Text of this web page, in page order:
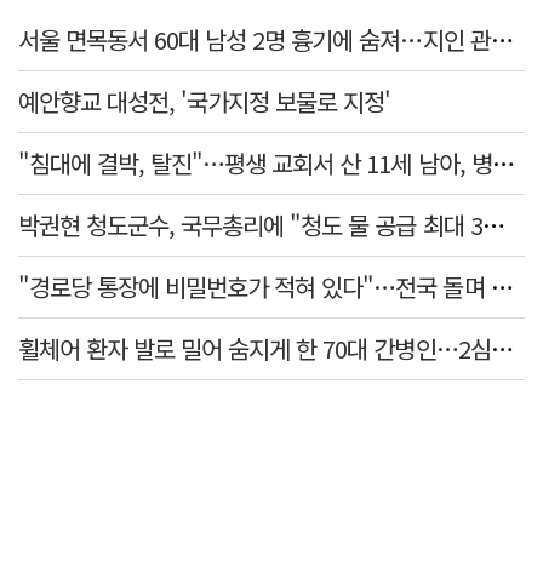
서울 면목동서 60대 남성 2명 흉기에 숨져…지인 관계로 추정
예안향교 대성전, '국가지정 보물로 지정'
"침대에 결박, 탈진"…평생 교회서 산 11세 남아, 병원 이송 끝 숨져
박권현 청도군수, 국무총리에 "청도 물 공급 최대 3만t 늘려달라"
"경로당 통장에 비밀번호가 적혀 있다"…전국 돌며 경로당 13곳 턴 30대 구속
휠체어 환자 발로 밀어 숨지게 한 70대 간병인…2심도 집행유예